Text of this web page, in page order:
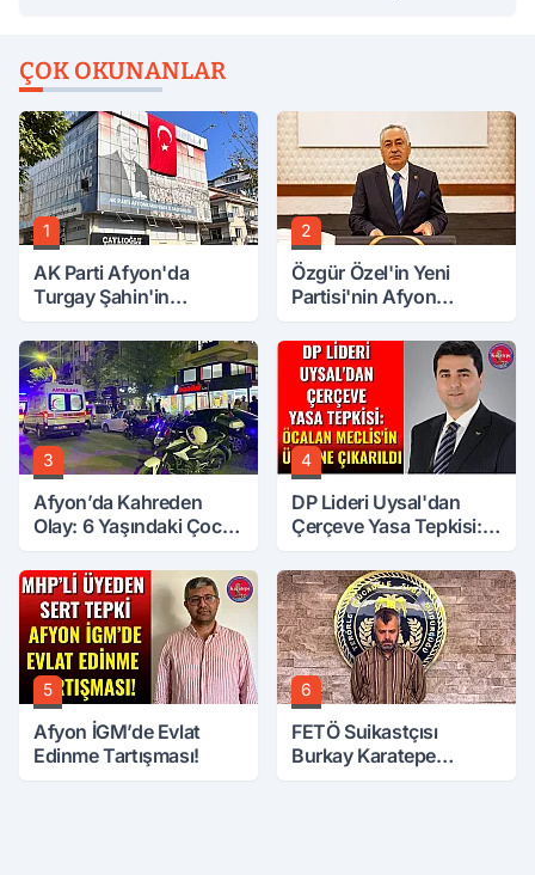
ÇOK OKUNANLAR
1
AK Parti Afyon'da
Turgay Şahin'in
2
Özgür Özel'in Yeni
Partisi'nin Afyon
3
Afyon’da Kahreden
Olay: 6 Yaşındaki Çocuk
4
DP Lideri Uysal'dan
Çerçeve Yasa Tepkisi:
Üzerine Çıkarıldı
5
Afyon İGM’de Evlat
Edinme Tartışması!
6
FETÖ Suikastçısı
Burkay Karatepe